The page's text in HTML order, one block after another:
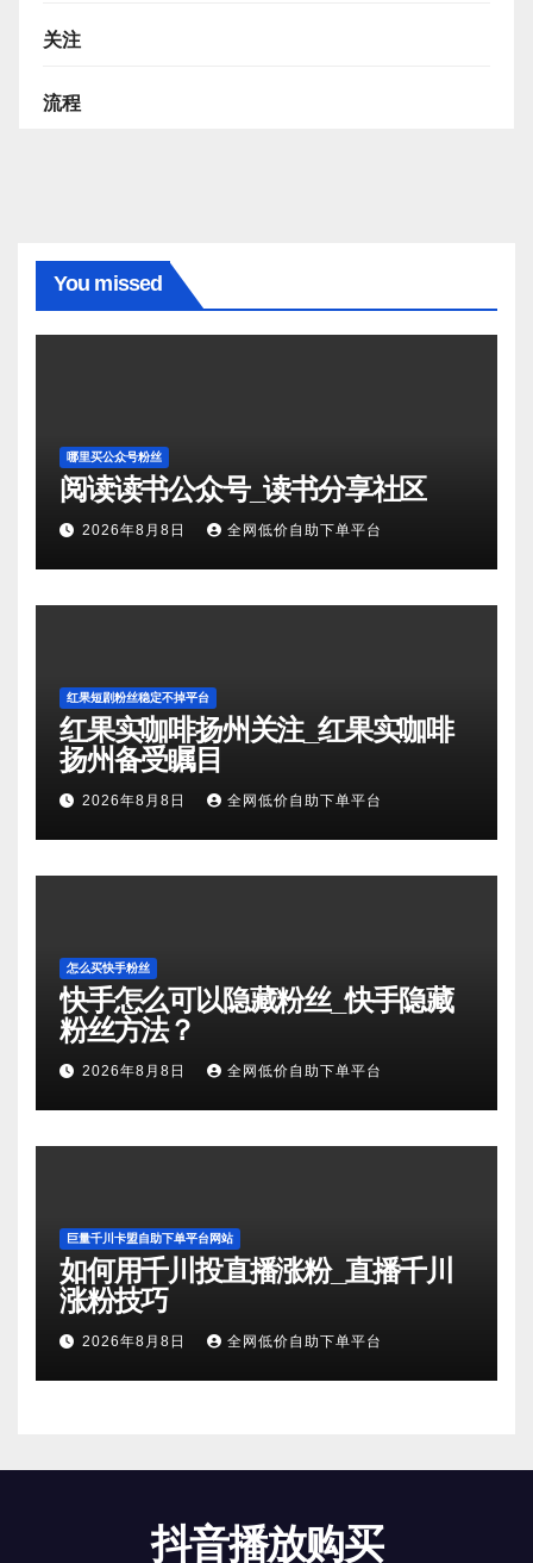
关注
流程
You missed
哪里买公众号粉丝
阅读读书公众号_读书分享社区
2026年8月8日 全网低价自助下单平台
红果短剧粉丝稳定不掉平台
红果实咖啡扬州关注_红果实咖啡
扬州备受瞩目
2026年8月8日 全网低价自助下单平台
怎么买快手粉丝
快手怎么可以隐藏粉丝_快手隐藏
粉丝方法？
2026年8月8日 全网低价自助下单平台
巨量千川卡盟自助下单平台网站
如何用千川投直播涨粉_直播千川
涨粉技巧
2026年8月8日 全网低价自助下单平台
抖音播放购买